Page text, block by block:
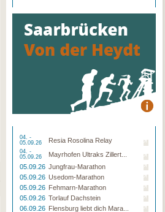
04. -
05.09.26
Resia Rosolina Relay
04. -
05.09.26
Mayrhofen Ultraks Zillert...
05.09.26 Jungfrau-Marathon
05.09.26 Usedom-Marathon
05.09.26 Fehmarn-Marathon
05.09.26 Torlauf Dachstein
06.09.26 Flensburg liebt dich Mara...